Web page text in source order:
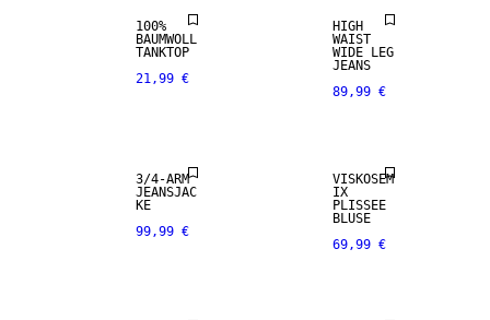
100%
BAUMWOLL
TANKTOP
21,99 €
HIGH
WAIST
WIDE LEG
JEANS
89,99 €
3/4-ARM
JEANSJAC
KE
99,99 €
VISKOSEM
IX
PLISSEE
BLUSE
69,99 €